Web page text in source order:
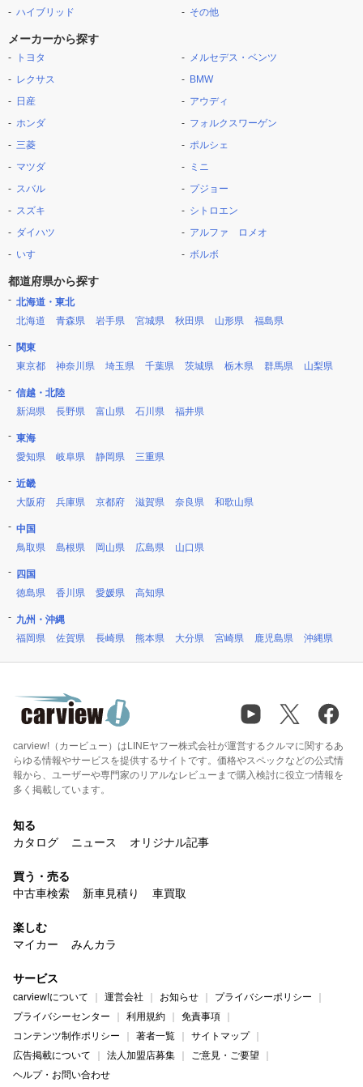
ハイブリッド
その他
メーカーから探す
トヨタ
レクサス
日産
ホンダ
三菱
マツダ
スバル
スズキ
ダイハツ
いすゞ
メルセデス・ベンツ
BMW
アウディ
フォルクスワーゲン
ポルシェ
ミニ
プジョー
シトロエン
アルファ ロメオ
ボルボ
都道府県から探す
北海道・東北
北海道
青森県 岩手県 宮城県 秋田県 山形県 福島県
関東
東京都
神奈川県 埼玉県 千葉県 茨城県 栃木県 群馬県 山梨県
信越・北陸
新潟県
長野県 富山県 石川県 福井県
東海
愛知県
岐阜県 静岡県 三重県
近畿
大阪府
兵庫県 京都府 滋賀県 奈良県 和歌山県
中国
鳥取県
島根県 岡山県 広島県 山口県
四国
徳島県
香川県 愛媛県 高知県
九州・沖縄
福岡県
佐賀県 長崎県 熊本県 大分県 宮崎県 鹿児島県 沖縄県
carview!（カービュー）はLINEヤフー株式会社が運営するクルマに関するあ
らゆる情報やサービスを提供するサイトです。価格やスペックなどの公式情
報から、ユーザーや専門家のリアルなレビューまで購入検討に役立つ情報を
多く掲載しています。
知る
カタログ
ニュース オリジナル記事
買う・売る
中古車検索
新車見積り 車買取
楽しむ
マイカー
みんカラ
サービス
carview!について 運営会社 お知らせ
プライバシーポリシー
プライバシーセンター
利用規約
免責事項
コンテンツ制作ポリシー
著者一覧
サイトマップ
広告掲載について
法人加盟店募集
ご意見・ご要望
ヘルプ・お問い合わせ